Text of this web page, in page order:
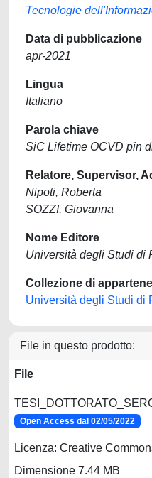
Tecnologie
Data di pubblicazione
apr-2021
Lingua
Italiano
Parola chiave
SiC Lifetime OCVD pin
Relatore, Supervisor,
Nipoti, Roberta
SOZZI, Giovanna
Nome Editore
Università degli Studi di
Collezione di
Università degli Studi di
File in questo prodotto:
File
Open Access dal 02/05/2022
Licenza: Creative
Dimensione 7.44 MB